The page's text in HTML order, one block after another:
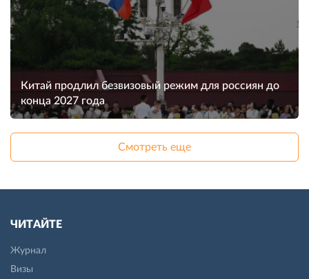
Китай продлил безвизовый режим для россиян до
конца 2027 года
Смотреть еще
ЧИТАЙТЕ
Журнал
Визы